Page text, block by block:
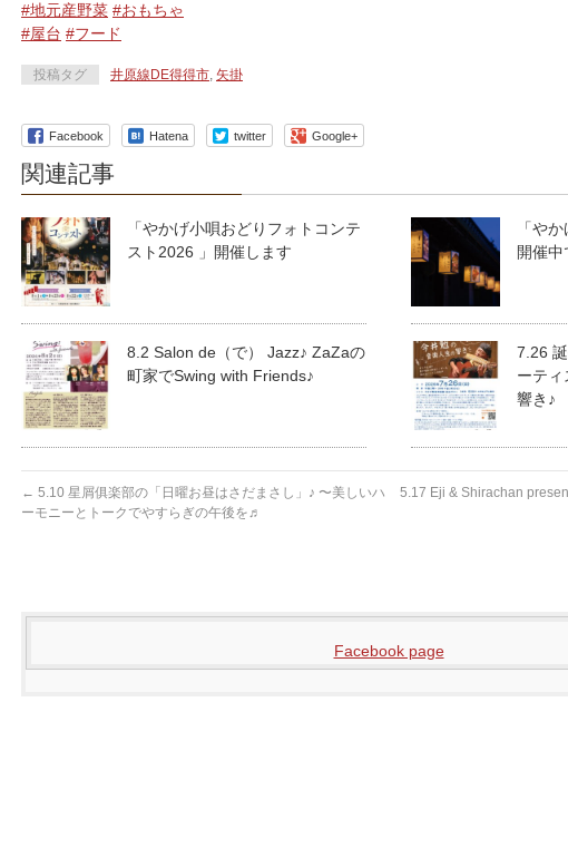
#地元産野菜 #おもちゃ
#屋台 #フード
投稿タグ 井原線DE得得市, 矢掛
Facebook Hatena twitter Google+
関連記事
「やかげ小唄おどりフォトコンテ
スト2026 」開催します
「や
開催中
8.2 Salon de（で） Jazz♪ ZaZaの
町家でSwing with Friends♪
7.26
ーテ
響き♪
← 5.10 星屑俱楽部の「日曜お昼はさだまさし」♪ 〜美しいハ
ーモニーとトークでやすらぎの午後を♬
5.17 Eji & Shirachan
Facebook page